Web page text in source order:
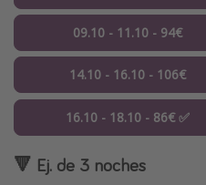
09.10 - 11.10 - 94€
14.10 - 16.10 - 106€
16.10 - 18.10 - 86€ ✅
🔻 Ej. de 3 noches